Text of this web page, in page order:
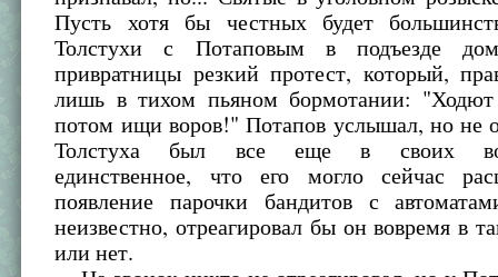
Пусть хотя бы честных будет
Толстухи с Потаповым в подъезде
привратницы резкий протест, который,
лишь в тихом пьяном бормотании: "Ходют
потом ищи воров!" Потапов услышал, но не
Толстуха был все еще в своих
единственное, что его могло сейчас
появление парочки бандитов с
неизвестно, отреагировал бы он вовремя в
или нет.